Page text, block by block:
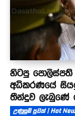
හිටපු පොලිස්පති
අධිකරණයේ
තීන්දුව ලැබුණේ
උණුසුම් පුවත් | Hot